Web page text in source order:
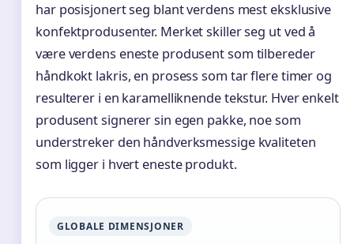
har posisjonert seg blant verdens mest eksklusive
konfektprodusenter. Merket skiller seg ut ved å
være verdens eneste produsent som tilbereder
håndkokt lakris, en prosess som tar flere timer og
resulterer i en karamelliknende tekstur. Hver enkelt
produsent signerer sin egen pakke, noe som
understreker den håndverksmessige kvaliteten
som ligger i hvert eneste produkt.
GLOBALE DIMENSJONER